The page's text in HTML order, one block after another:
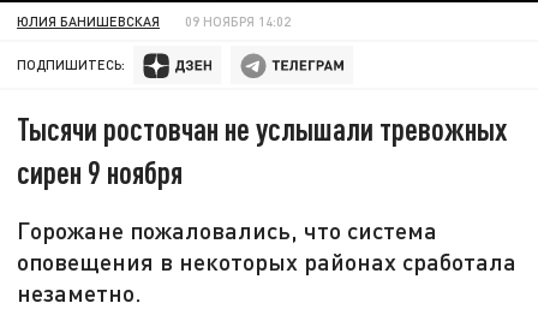
ЮЛИЯ БАНИШЕВСКАЯ 09 НОЯБРЯ 14:02
ПОДПИШИТЕСЬ:
Тысячи ростовчан не услышали тревожных
сирен 9 ноября
Горожане пожаловались, что система
оповещения в некоторых районах сработала
незаметно.